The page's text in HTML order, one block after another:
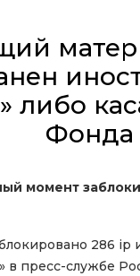
Фонда
момент
286
в пресс-службе